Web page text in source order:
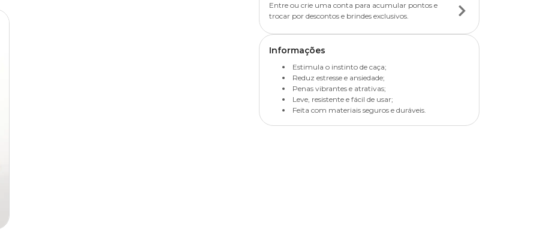
Entre ou crie uma conta para acumular pontos e
trocar por descontos e brindes exclusivos.
Informações
Estimula o instinto de caça;
Reduz estresse e ansiedade;
Penas vibrantes e atrativas;
Leve, resistente e fácil de usar;
Feita com materiais seguros e duráveis.